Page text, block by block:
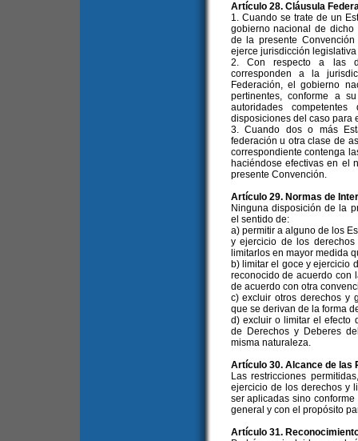
Artículo 28. Cláusula
1. Cuando se trate de un
gobierno nacional de dicho
de la presente
ejerce jurisdicción
2. Con respecto a las
corresponden a la
Federación, el gobierno
pertinentes, conforme a
autoridades
disposiciones del caso para
3. Cuando dos o más
federación u otra clase de
correspondiente contenga
haciéndose efectivas en el
presente Convención.
Artículo 29. Normas de
Ninguna disposición de la
el sentido de:
a) permitir a alguno de los
y ejercicio de los
limitarlos en mayor medida
b) limitar el goce y ejercicio
reconocido de acuerdo con
de acuerdo con otra
c) excluir otros derechos y
que se derivan de la forma
d) excluir o limitar el efecto
de Derechos y Deberes
misma naturaleza.
Artículo 30. Alcance de las
Las restricciones
ejercicio de los derechos y
ser aplicadas sino
general y con el propósito
Artículo 31.